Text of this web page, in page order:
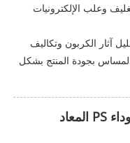
وعلب الإلكترونيات
آثار الكربون وتكاليف
المساس بجودة المنتج بشكل
2. ما هي الحبيبات البلاستيكية السوداء PS المعاد